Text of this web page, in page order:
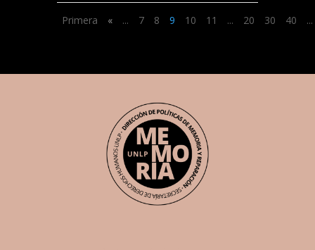
Primera « ... 7 8 9 10 11 ... 20 30 40 ...